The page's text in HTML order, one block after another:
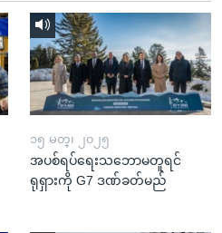
၁၅ မတ္၊ ၂၀၂၅
အပစ်ရပ်ရေးသဘောမတူရင်
ရုရှားကို G7 ဒဏ်ခတ်မည်